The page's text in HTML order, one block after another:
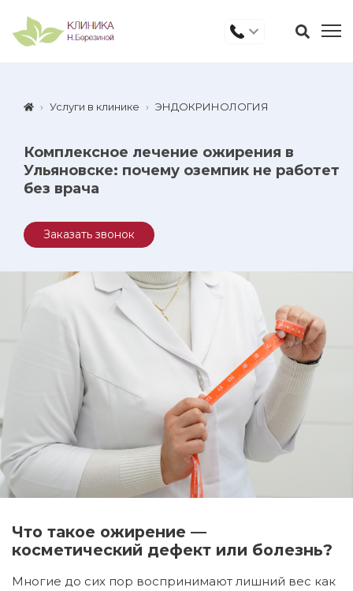
Услуги в клинике ЭНДОКРИНОЛОГИЯ
Комплексное лечение ожирения в
Ульяновске: почему оземпик не работет
без врача
Заказать звонок
Что такое ожирение —
косметический дефект или болезнь?
Многие до сих пор воспринимают лишний вес как